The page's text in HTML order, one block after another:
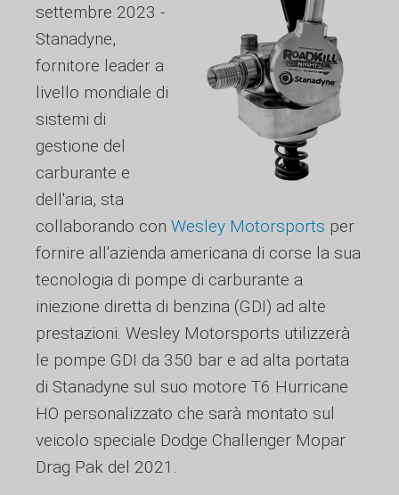
settembre 2023 -
Stanadyne,
fornitore leader a
livello mondiale di
sistemi di
gestione del
carburante e
dell'aria, sta
collaborando con Wesley Motorsports per
fornire all'azienda americana di corse la sua
tecnologia di pompe di carburante a
iniezione diretta di benzina (GDI) ad alte
prestazioni. Wesley Motorsports utilizzerà
le pompe GDI da 350 bar e ad alta portata
di Stanadyne sul suo motore T6 Hurricane
HO personalizzato che sarà montato sul
veicolo speciale Dodge Challenger Mopar
Drag Pak del 2021.